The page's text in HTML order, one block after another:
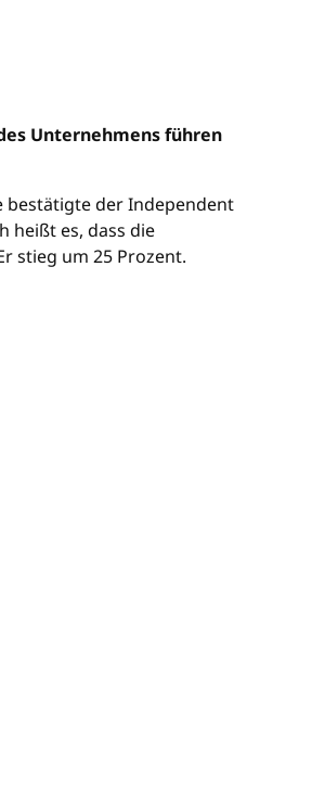
Unternehmens führen
bestätigte der Independent
heißt es, dass die
stieg um 25 Prozent.